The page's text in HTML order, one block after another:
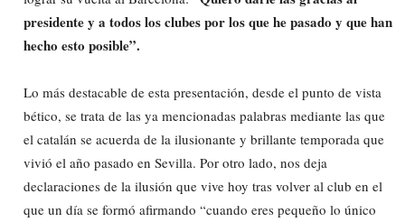
presidente y a todos los clubes por los que he pasado y que han
hecho esto posible”.
Lo más destacable de esta presentación, desde el punto de vista
bético, se trata de las ya mencionadas palabras mediante las que
el catalán se acuerda de la ilusionante y brillante temporada que
vivió el año pasado en Sevilla. Por otro lado, nos deja
declaraciones de la ilusión que vive hoy tras volver al club en el
que un día se formó afirmando “cuando eres pequeño lo único